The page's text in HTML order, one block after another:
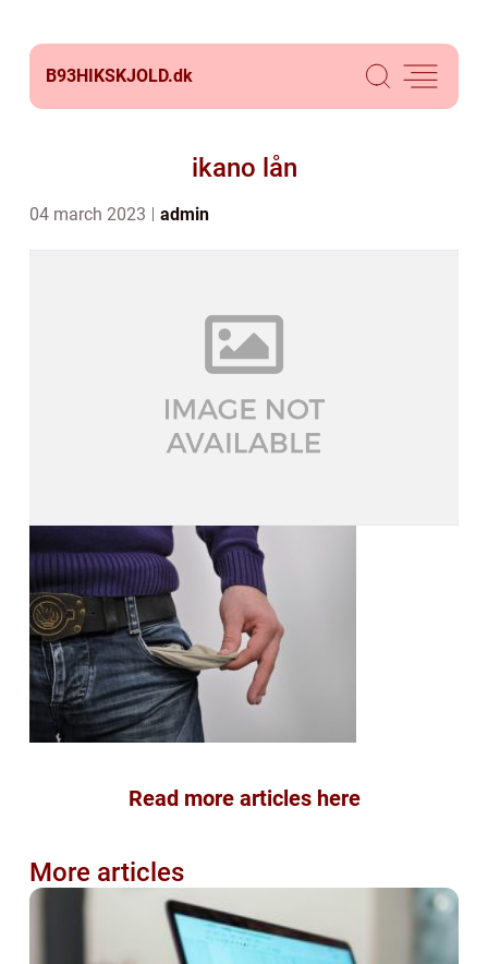
B93HIKSKJOLD.dk
ikano lån
04 march 2023 admin
Read more articles here
More articles